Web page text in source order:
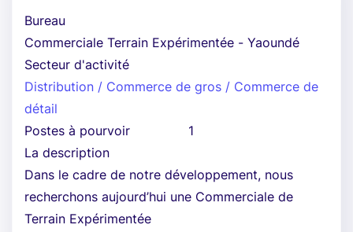
Bureau
Commerciale Terrain Expérimentée - Yaoundé
Secteur d'activité
Distribution / Commerce de gros / Commerce de
détail
Postes à pourvoir
1
La description
Dans le cadre de notre développement, nous
recherchons aujourd’hui une Commerciale de
Terrain Expérimentée